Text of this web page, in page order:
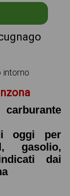
intorno
oggi per
gasolio,
dai